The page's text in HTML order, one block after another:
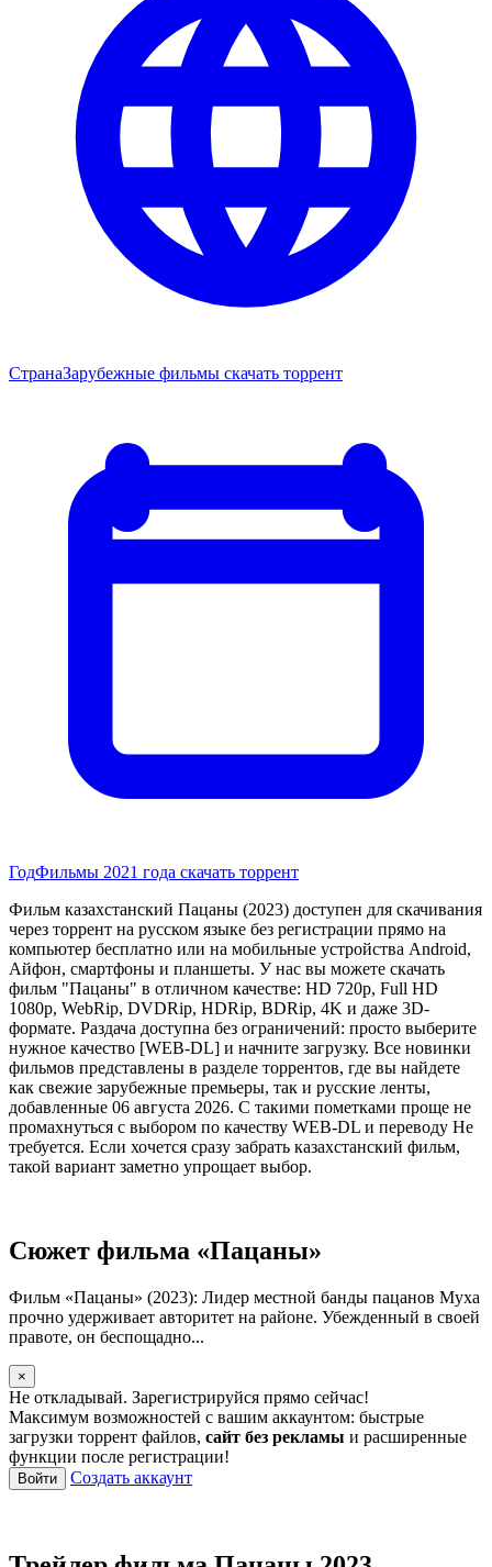
СтранаЗарубежные фильмы скачать торрент
ГодФильмы 2021 года скачать торрент
Фильм казахстанский Пацаны (2023) доступен для скачивания
через торрент на русском языке без регистрации прямо на
компьютер бесплатно или на мобильные устройства Android,
Айфон, смартфоны и планшеты. У нас вы можете скачать
фильм "Пацаны" в отличном качестве: HD 720p, Full HD
1080p, WebRip, DVDRip, HDRip, BDRip, 4K и даже 3D-
формате. Раздача доступна без ограничений: просто выберите
нужное качество [WEB-DL] и начните загрузку. Все новинки
фильмов представлены в разделе торрентов, где вы найдете
как свежие зарубежные премьеры, так и русские ленты,
добавленные 06 августа 2026. С такими пометками проще не
промахнуться с выбором по качеству WEB-DL и переводу Не
требуется. Если хочется сразу забрать казахстанский фильм,
такой вариант заметно упрощает выбор.
Сюжет фильма «Пацаны»
Фильм «Пацаны» (2023): Лидер местной банды пацанов Муха
прочно удерживает авторитет на районе. Убежденный в своей
правоте, он беспощадно...
×
Не откладывай. Зарегистрируйся прямо сейчас!
Максимум возможностей с вашим аккаунтом: быстрые
загрузки торрент файлов, сайт без рекламы и расширенные
функции после регистрации!
Войти Создать аккаунт